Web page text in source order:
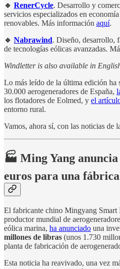
🔹 RenerCycle. Desarrollo y
servicios especializados en
renovables. Más información aquí.
🔹 Nabrawind. Diseño, desarrollo,
de tecnologías eólicas avanzadas.
Windletter is also available in
Lo más leído de la última edición ha
30.000 aerogeneradores de España,
los flotadores de Eolmed, y el
entorno rural.
Vamos, ahora sí, con las noticias de
🏭 Ming Yang
euros para una
El fabricante chino Mingyang Smart
productor mundial de
eólica marina, ha anunciado una
millones de libras (unos 1.730
planta de fabricación de
Esta noticia ha reavivado, una vez